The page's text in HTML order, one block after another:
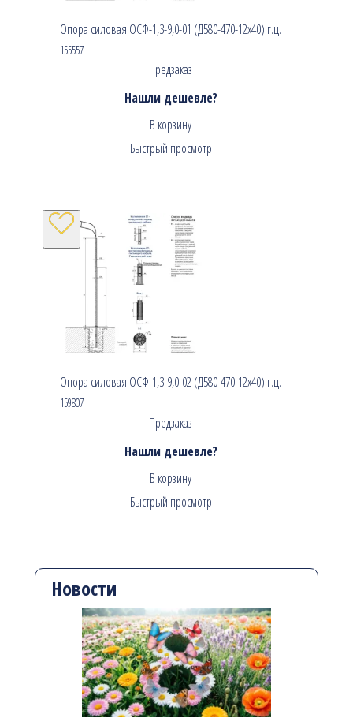
Опора силовая ОСФ-1,3-9,0-01 (Д580-470-12х40) г.ц.
155557
Предзаказ
Нашли дешевле?
В корзину
Быстрый просмотр
Опора силовая ОСФ-1,3-9,0-02 (Д580-470-12х40) г.ц.
159807
Предзаказ
Нашли дешевле?
В корзину
Быстрый просмотр
Новости